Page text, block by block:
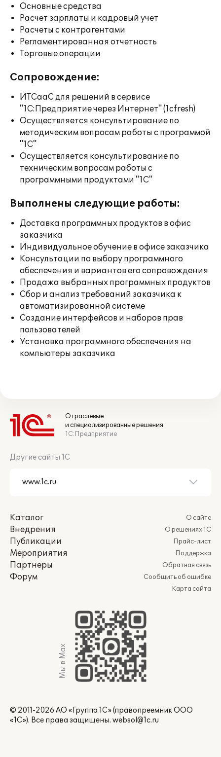
Основные средства
Расчет зарплаты и кадровый учет
Расчеты с контрагентами
Регламентированная отчетность
Торговые операции
Сопровождение:
ИТСааС для решений в сервисе
"1С:Предприятие через Интернет" (1cfresh)
Осуществляется консультирование по
методическим вопросам работы с программой
"1С"
Осуществляется консультирование по
техническим вопросам работы с
программными продуктами "1С"
Выполнены следующие работы:
Доставка программных продуктов в офис
заказчика
Индивидуальное обучение в офисе заказчика
Консультации по выбору программного
обеспечения и вариантов его сопровождения
Продажа выбранных программных продуктов
Сбор и анализ требований заказчика к
автоматизированной системе
Создание интерфейсов и наборов прав
пользователей
Установка программного обеспечения на
компьютеры заказчика
Отраслевые
и специализированные решения
1С:Предприятие
Другие сайты 1С
Каталог
Внедрения
Публикации
Мероприятия
Партнеры
Форум
О сайте
О решениях 1С
Прайс-лист
Поддержка
Обратная связь
Сообщить об ошибке
Карта сайта
Мы в Max
© 2011-2026 АО «Группа 1С» (правопреемник ООО
«1С»). Все права защищены. websol@1c.ru